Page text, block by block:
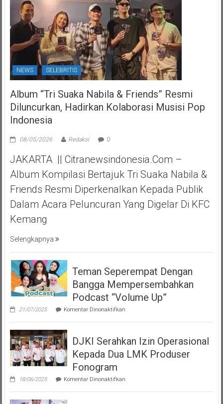
NEWS SELEBRITIS
Album “Tri Suaka Nabila & Friends” Resmi
Diluncurkan, Hadirkan Kolaborasi Musisi Pop
Indonesia
08/05/2026 Redaksi 0
JAKARTA || Citranewsindonesia.com –
Album Kompilasi Bertajuk Tri Suaka Nabila &
Friends Resmi Diperkenalkan Kepada Publik
Dalam Acara Peluncuran Yang Digelar Di KFC
Kemang
Selengkapnya
Teman Seperempat Dengan
Bangga Mempersembahkan
Podcast “Volume Up”
21/07/2025 Komentar Dinonaktifkanpada
Seperempat
Bangga
Mempersembahkan
Podcast
DJKI Serahkan Izin Operasional
Kepada Dua LMK Produser
Fonogram
18/06/2025 Komentar Dinonaktifkanpada
Serahkan